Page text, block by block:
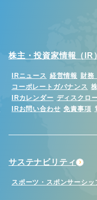
株主・投資家情報（IR
IRニュース 経営情報 財務
コーポレートガバナンス
IRカレンダー ディスクロ
IRお問い合わせ 免責事項
サステナビリティ
スポーツ・スポンサーシッ